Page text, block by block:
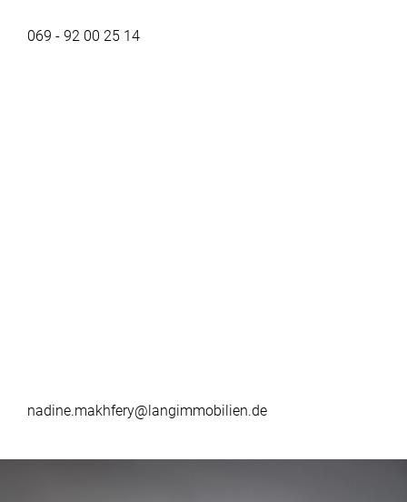
069 - 92 00 25 14
nadine.makhfery@langimmobilien.de